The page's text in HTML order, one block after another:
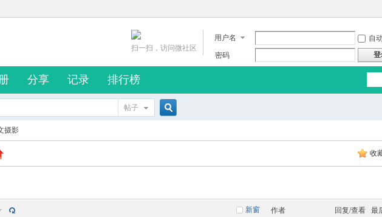
用户名 自
密码
登
扫一扫，访问微社区
分享 记录 排行榜
帖子
摄影
收
新窗 作者 回复/查看 最